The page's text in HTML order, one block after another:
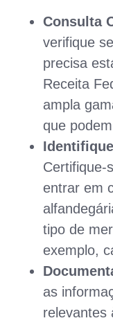
Consulta
verifique
precisa
Receita
ampla
que
Certifique-
entrar em
tipo de
exemplo,
as
relevantes